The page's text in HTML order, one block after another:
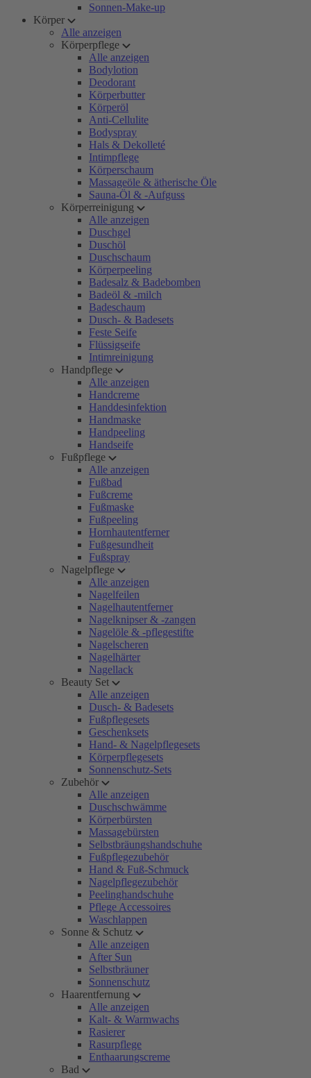
Sonnen-Make-up
Körper
Alle anzeigen
Körperpflege
Alle anzeigen
Bodylotion
Deodorant
Körperbutter
Körperöl
Anti-Cellulite
Bodyspray
Hals & Dekolleté
Intimpflege
Körperschaum
Massageöle & ätherische Öle
Sauna-Öl & -Aufguss
Körperreinigung
Alle anzeigen
Duschgel
Duschöl
Duschschaum
Körperpeeling
Badesalz & Badebomben
Badeöl & -milch
Badeschaum
Dusch- & Badesets
Feste Seife
Flüssigseife
Intimreinigung
Handpflege
Alle anzeigen
Handcreme
Handdesinfektion
Handmaske
Handpeeling
Handseife
Fußpflege
Alle anzeigen
Fußbad
Fußcreme
Fußmaske
Fußpeeling
Hornhautentferner
Fußgesundheit
Fußspray
Nagelpflege
Alle anzeigen
Nagelfeilen
Nagelhautentferner
Nagelknipser & -zangen
Nagelöle & -pflegestifte
Nagelscheren
Nagelhärter
Nagellack
Beauty Set
Alle anzeigen
Dusch- & Badesets
Fußpflegesets
Geschenksets
Hand- & Nagelpflegesets
Körperpflegesets
Sonnenschutz-Sets
Zubehör
Alle anzeigen
Duschschwämme
Körperbürsten
Massagebürsten
Selbstbräungshandschuhe
Fußpflegezubehör
Hand & Fuß-Schmuck
Nagelpflegezubehör
Peelinghandschuhe
Pflege Accessoires
Waschlappen
Sonne & Schutz
Alle anzeigen
After Sun
Selbstbräuner
Sonnenschutz
Haarentfernung
Alle anzeigen
Kalt- & Warmwachs
Rasierer
Rasurpflege
Enthaarungscreme
Bad